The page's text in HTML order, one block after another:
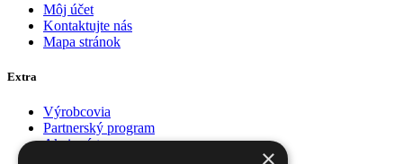
Môj účet
Kontaktujte nás
Mapa stránok
Extra
Výrobcovia
Partnerský program
Akciový tovar